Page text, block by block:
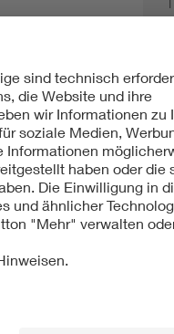
Sie immer top
in der
über zukünftige